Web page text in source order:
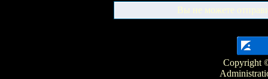
Вы не можете
Copyright